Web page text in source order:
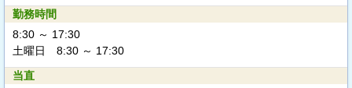
勤務時間
8:30 ～ 17:30
土曜日 8:30 ～ 17:30
当直